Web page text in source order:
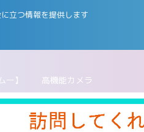
立つ情報を提供します
リ五
】
高機能カメラ